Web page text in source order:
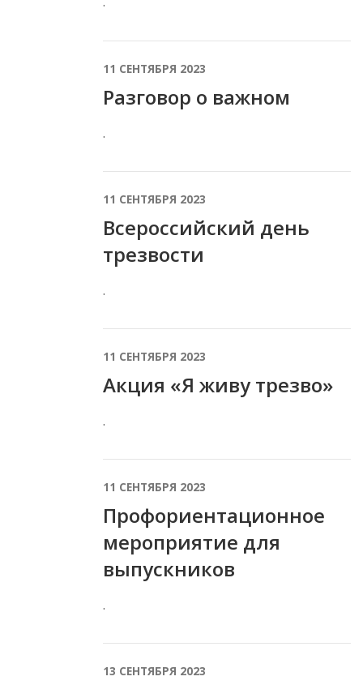
11 СЕНТЯБРЯ 2023
Разговор о важном
.
11 СЕНТЯБРЯ 2023
Всероссийский день
трезвости
.
11 СЕНТЯБРЯ 2023
Акция «Я живу трезво»
.
11 СЕНТЯБРЯ 2023
Профориентационное
мероприятие для
выпускников
.
13 СЕНТЯБРЯ 2023